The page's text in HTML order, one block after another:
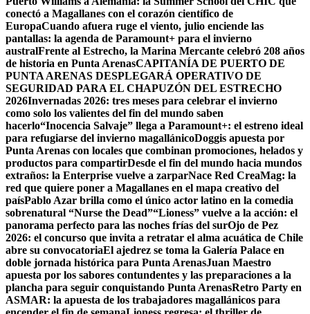
conectó a Magallanes con el corazón científico de
EuropaCuando afuera ruge el viento, julio enciende las
pantallas: la agenda de Paramount+ para el invierno
australFrente al Estrecho, la Marina Mercante celebró 208 años
de historia en Punta ArenasCAPITANÍA DE PUERTO DE
PUNTA ARENAS DESPLEGARÁ OPERATIVO DE
SEGURIDAD PARA EL CHAPUZÓN DEL ESTRECHO
2026Invernadas 2026: tres meses para celebrar el invierno
como solo los valientes del fin del mundo saben
hacerlo“Inocencia Salvaje” llega a Paramount+: el estreno ideal
para refugiarse del invierno magallánicoDoggis apuesta por
Punta Arenas con locales que combinan promociones, helados y
productos para compartirDesde el fin del mundo hacia mundos
extraños: la Enterprise vuelve a zarparNace Red CreaMag: la
red que quiere poner a Magallanes en el mapa creativo del
paísPablo Azar brilla como el único actor latino en la comedia
sobrenatural “Nurse the Dead”“Lioness” vuelve a la acción: el
panorama perfecto para las noches frías del surOjo de Pez
2026: el concurso que invita a retratar el alma acuática de Chile
abre su convocatoriaEl ajedrez se toma la Galería Palace en
doble jornada histórica para Punta ArenasJuan Maestro
apuesta por los sabores contundentes y las preparaciones a la
plancha para seguir conquistando Punta ArenasRetro Party en
ASMAR: la apuesta de los trabajadores magallánicos para